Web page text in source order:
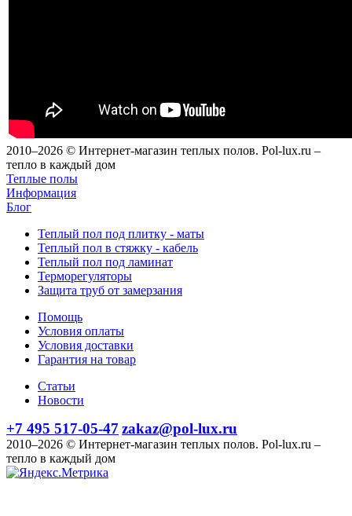
2010–2026 © Интернет-магазин теплых полов. Pol-lux.ru –
тепло в каждый дом
Теплые полы
Информация
Блог
Теплый пол под плитку - маты
Теплый пол в стяжку - кабель
Теплый пол под ламинат
Терморегуляторы
Защита труб от замерзания
Помощь
Условия оплаты
Условия доставки
Гарантия на товар
Статьи
Новости
+7 495 517-05-47 zakaz@pol-lux.ru
2010–2026 © Интернет-магазин теплых полов. Pol-lux.ru –
тепло в каждый дом